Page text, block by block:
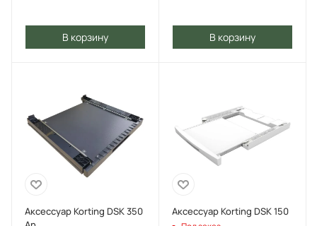
В корзину В корзину
Аксессуар Korting DSK 350
Аксессуар Korting DSK 150